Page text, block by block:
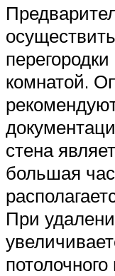
комнатой.
стена
большая
При